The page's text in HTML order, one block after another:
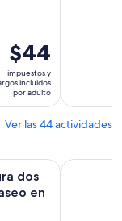
El
precio
es
de
por
$44
impuestos y
incluidos
por adulto
Ver las 44 actividades
dos
en
con paseo en
Arraial do